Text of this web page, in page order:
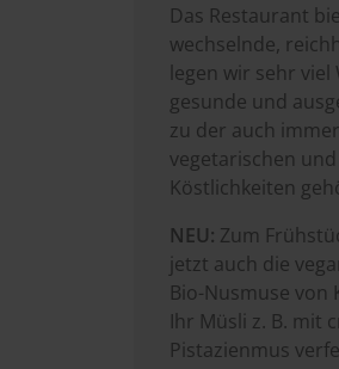
Das Restaurant
wechselnde,
legen wir sehr
gesunde und
zu der auch
vegetarischen
Köstlichkeiten
NEU: Zum
jetzt auch die
Bio-Nusmuse von
Ihr Müsli z. B. mit
Pistazienmus